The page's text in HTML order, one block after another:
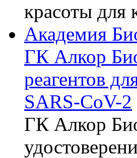
красоты для
Академия
ГК Алкор
реагентов
SARS-CoV-2
ГК Алкор